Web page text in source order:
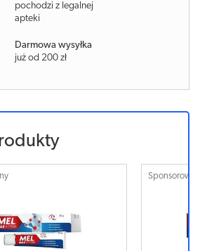
pochodzi z legalnej
apteki
Darmowa wysyłka
już od 200 zł